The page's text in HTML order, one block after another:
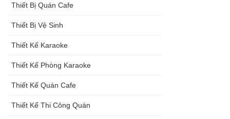
Thiết Bị Quán Cafe
Thiết Bị Vệ Sinh
Thiết Kế Karaoke
Thiết Kế Phòng Karaoke
Thiết Kế Quán Cafe
Thiết Kế Thi Công Quán